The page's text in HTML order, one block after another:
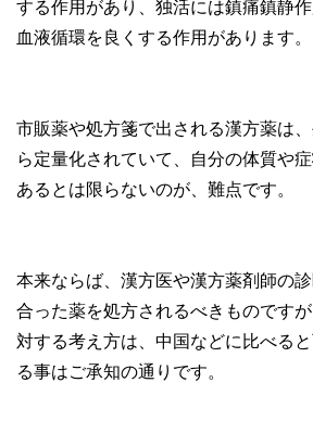
する作用があり、独活には鎮痛鎮静
血液循環を良くする作用があります。
市販薬や処方箋で出される漢方薬は
ら定量化されていて、自分の体質や
あるとは限らないのが、難点です。
本来ならば、漢方医や漢方薬剤師の
合った薬を処方されるべきものです
対する考え方は、中国などに比べる
る事はご承知の通りです。